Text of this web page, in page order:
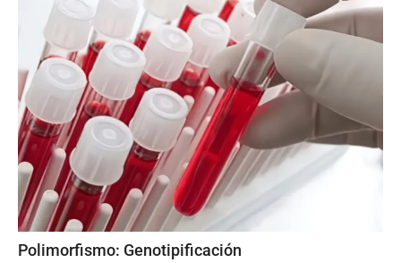
Polimorfismo: Genotipificación